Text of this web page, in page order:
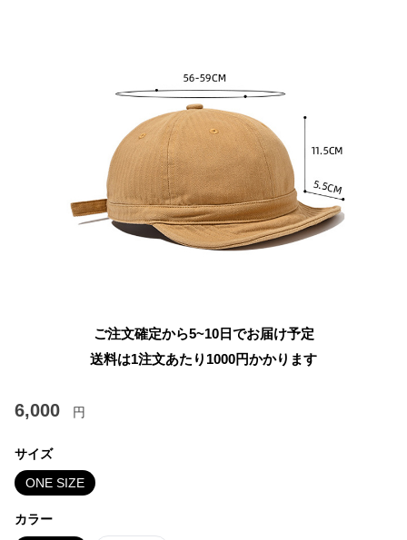
ご注文確定から5~10日でお届け予定
送料は1注文あたり 1000円かかります
6,000 円
サイズ
ONE SIZE
カラー